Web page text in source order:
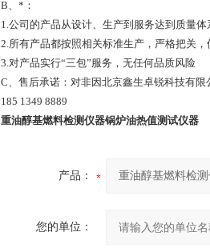
B、*：
1.公司的产品从设计、生产到服务达到质量体
2.所有产品都按照相关标准生产，严格把关，
3.对产品实行“三包”服务，无任何品质风险
C、售后承诺：对非因北京鑫生卓锐科技有
185 1349 8889
重油醇基燃料检测仪器锅炉油热值测试仪器
产品：
您的单位：